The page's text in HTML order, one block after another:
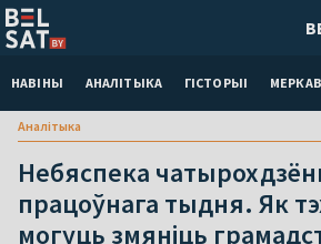
НАВІНЫ АНАЛІТЫКА ГІСТОРЫІ
Аналітыка
Небяспека
працоўнага тыдня. Як
могуць змяніць